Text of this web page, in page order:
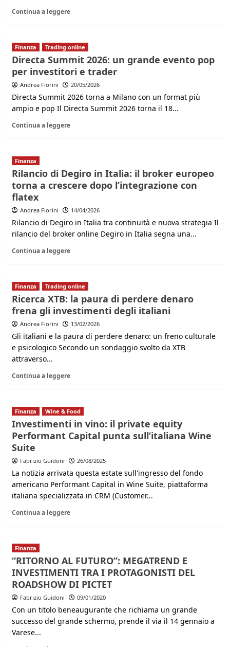
Continua a leggere
Finanza Trading online
Directa Summit 2026: un grande evento pop
per investitori e trader
Andrea Fiorini 20/05/2026
Directa Summit 2026 torna a Milano con un format più
ampio e pop Il Directa Summit 2026 torna il 18...
Continua a leggere
Finanza
Rilancio di Degiro in Italia: il broker europeo
torna a crescere dopo l’integrazione con
flatex
Andrea Fiorini 14/04/2026
Rilancio di Degiro in Italia tra continuità e nuova strategia Il
rilancio del broker online Degiro in Italia segna una...
Continua a leggere
Finanza Trading online
Ricerca XTB: la paura di perdere denaro
frena gli investimenti degli italiani
Andrea Fiorini 13/02/2026
Gli italiani e la paura di perdere denaro: un freno culturale
e psicologico Secondo un sondaggio svolto da XTB
attraverso...
Continua a leggere
Finanza Wine & Food
Investimenti in vino: il private equity
Performant Capital punta sull’italiana Wine
Suite
Fabrizio Guidoni 26/08/2025
La notizia arrivata questa estate sull'ingresso del fondo
americano Performant Capital in Wine Suite, piattaforma
italiana specializzata in CRM (Customer...
Continua a leggere
Finanza
“RITORNO AL FUTURO”: MEGATREND E
INVESTIMENTI TRA I PROTAGONISTI DEL
ROADSHOW DI PICTET
Fabrizio Guidoni 09/01/2020
Con un titolo beneaugurante che richiama un grande
successo del grande schermo, prende il via il 14 gennaio a
Varese...